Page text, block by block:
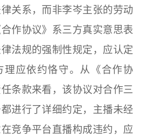
关系，而非李岑主张的劳动
作协议》系三方真实意思表
法规的强制性规定，应认定
理应依约恪守。从《合作协
条款来看，该协议对合作三
进行了详细约定，主播未经
竞争平台直播构成违约，应